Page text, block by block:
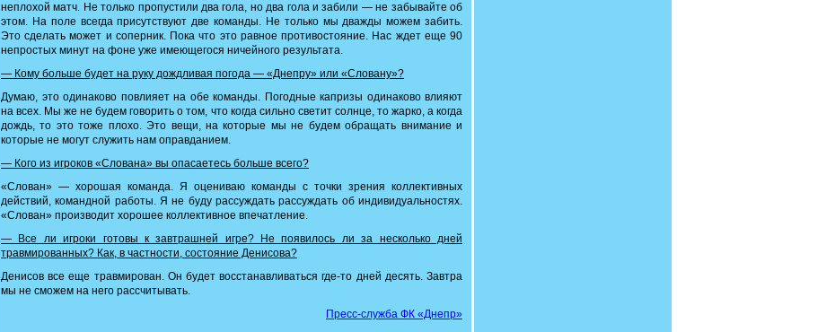
неплохой матч. Не только пропустили два гола, но два гола и забили — не забывайте об
этом. На поле всегда присутствуют две команды. Не только мы дважды можем забить.
Это сделать может и соперник. Пока что это равное противостояние. Нас ждет еще 90
непростых минут на фоне уже имеющегося ничейного результата.
— Кому больше будет на руку дождливая погода — «Днепру» или «Словану»?
Думаю, это одинаково повлияет на обе команды. Погодные капризы одинаково влияют
на всех. Мы же не будем говорить о том, что когда сильно светит солнце, то жарко, а когда
дождь, то это тоже плохо. Это вещи, на которые мы не будем обращать внимание и
которые не могут служить нам оправданием.
— Кого из игроков «Слована» вы опасаетесь больше всего?
«Слован» — хорошая команда. Я оцениваю команды с точки зрения коллективных
действий, командной работы. Я не буду рассуждать рассуждать об индивидуальностях.
«Слован» производит хорошее коллективное впечатление.
— Все ли игроки готовы к завтрашней игре? Не появилось ли за несколько дней
травмированных? Как, в частности, состояние Денисова?
Денисов все еще травмирован. Он будет восстанавливаться где-то дней десять. Завтра
мы не сможем на него рассчитывать.
Пресс-служба ФК «Днепр»